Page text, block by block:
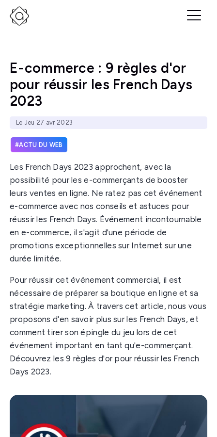
E-commerce : 9 règles d'or
pour réussir les French Days
2023
Le Jeu 27 avr 2023
ACTU DU WEB
Les French Days 2023 approchent, avec la
possibilité pour les e-commerçants de booster
leurs ventes en ligne. Ne ratez pas cet événement
e-commerce avec nos conseils et astuces pour
réussir les French Days. Événement incontournable
en e-commerce, il s'agit d'une période de
promotions exceptionnelles sur Internet sur une
durée limitée.
Pour réussir cet événement commercial, il est
nécessaire de préparer sa boutique en ligne et sa
stratégie marketing. À travers cet article, nous vous
proposons d'en savoir plus sur les French Days, et
comment tirer son épingle du jeu lors de cet
événement important en tant qu'e-commerçant.
Découvrez les 9 règles d'or pour réussir les French
Days 2023.